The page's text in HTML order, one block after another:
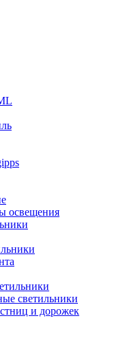
освещения
светильники
и дорожек